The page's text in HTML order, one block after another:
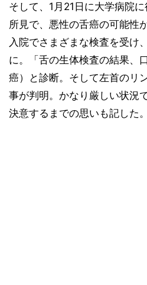
そして、1月21日に大学病院
所見で、悪性の舌癌の可能性
入院でさまざまな検査を受け
に。「舌の生体検査の結果、
癌）と診断。そして左首のリ
事が判明。かなり厳しい状況
決意するまでの思いも記した。